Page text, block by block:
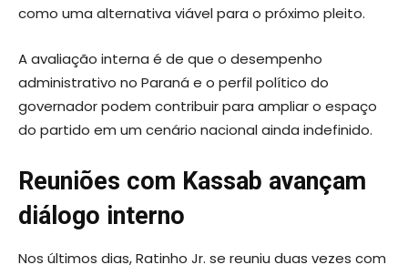
como uma alternativa viável para o próximo pleito.
A avaliação interna é de que o desempenho
administrativo no Paraná e o perfil político do
governador podem contribuir para ampliar o espaço
do partido em um cenário nacional ainda indefinido.
Reuniões com Kassab avançam
diálogo interno
Nos últimos dias, Ratinho Jr. se reuniu duas vezes com